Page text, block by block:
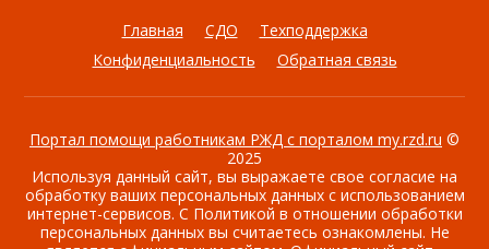
Главная СДО
Техподдержка
Конфиденциальность
Обратная связь
Портал помощи работникам РЖД с порталом my.rzd.ru ©
2025
Используя данный сайт, вы выражаете свое согласие на
обработку ваших персональных данных с использованием
интернет-сервисов. С Политикой в отношении обработки
персональных данных вы считаетесь ознакомлены. Не